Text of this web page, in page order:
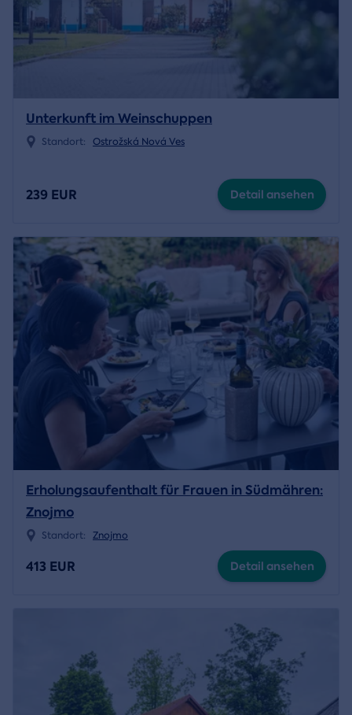
Unterkunft im Weinschuppen
Standort: Ostrožská Nová Ves
239 EUR Detail ansehen
Erholungsaufenthalt für Frauen in Südmähren:
Znojmo
Standort: Znojmo
413 EUR Detail ansehen